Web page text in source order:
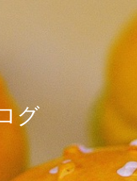
グ